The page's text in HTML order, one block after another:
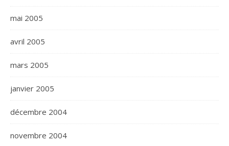
mai 2005
avril 2005
mars 2005
janvier 2005
décembre 2004
novembre 2004